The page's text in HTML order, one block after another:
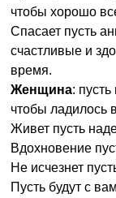
чтобы хорошо
Спасает пусть
счастливые и
время.
Женщина:
чтобы ладилось
Живет пусть
Вдохновение
Не исчезнет
Пусть будут с